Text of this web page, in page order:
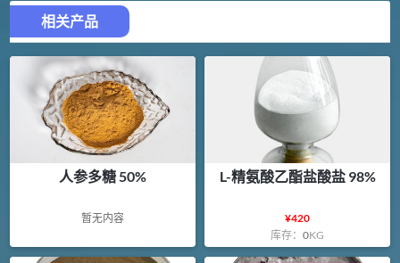
相关产品
人参多糖 50%
暂无内容
L-精氨酸乙酯盐酸盐 98%
¥420
库存：0KG